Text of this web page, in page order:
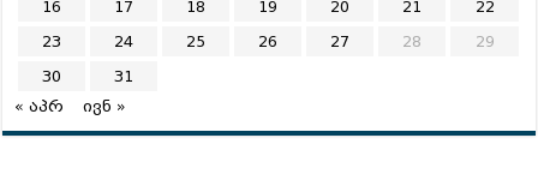
16
17 18 19 20 21
22
23
24 25 26 27 28
29
30
31
« აპრ
ივნ »